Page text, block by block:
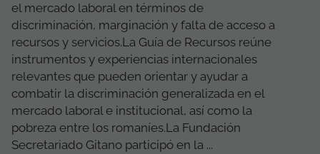
el mercado laboral en términos de
discriminación, marginación y falta de acceso a
recursos y servicios.La Guía de Recursos reúne
instrumentos y experiencias internacionales
relevantes que pueden orientar y ayudar a
combatir la discriminación generalizada en el
mercado laboral e institucional, así como la
pobreza entre los romaníes.La Fundación
Secretariado Gitano participó en la ...